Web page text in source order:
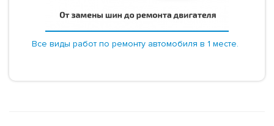
Все виды работ по ремонту автомобиля в 1 месте.